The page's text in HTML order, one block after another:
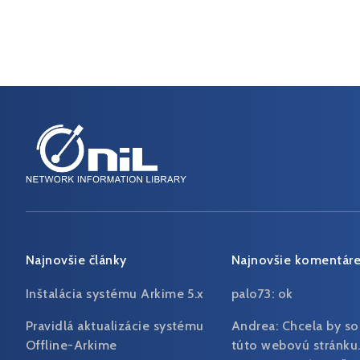
Najnovšie články
Inštalácia systému Arkime 5.x
Pravidlá aktualizácie systému
Offline-Arkime
Najnovšie komentáre
palo73: ok
Andrea: Chcela by
túto webovú